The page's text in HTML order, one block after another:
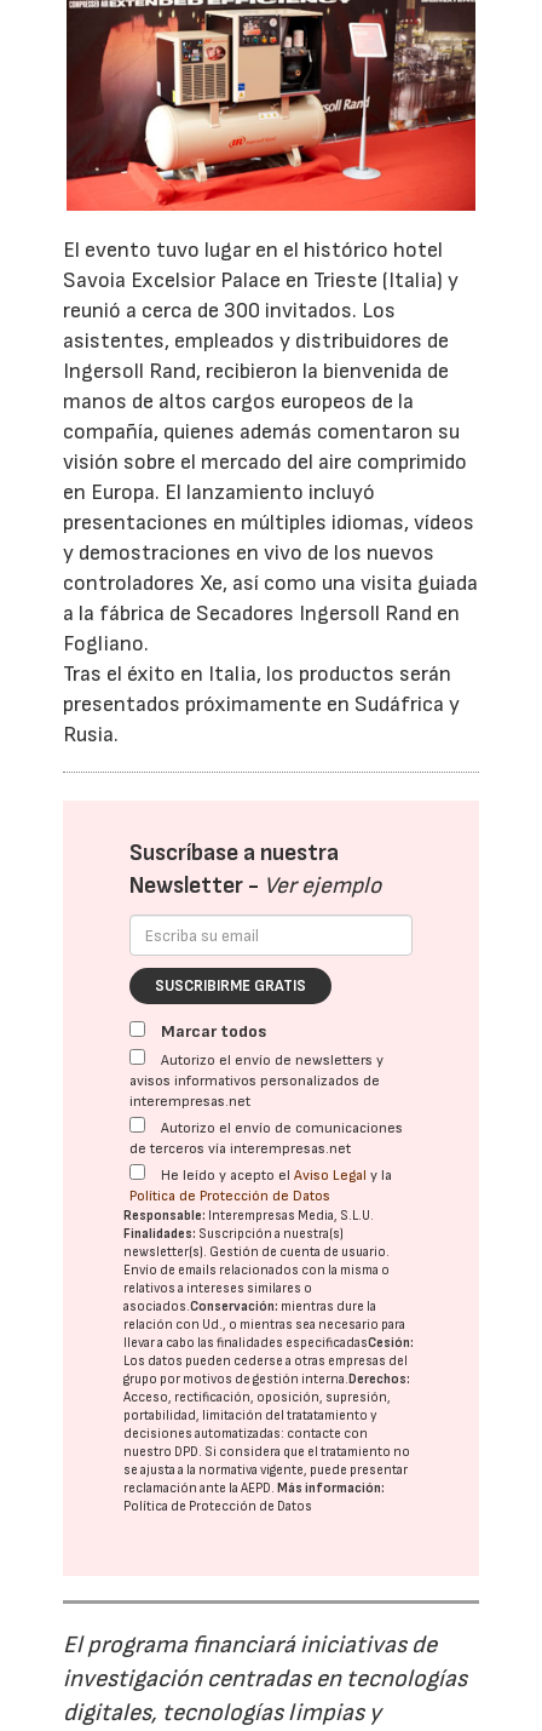
El evento tuvo lugar en el histórico hotel
Savoia Excelsior Palace en Trieste (Italia) y
reunió a cerca de 300 invitados. Los
asistentes, empleados y distribuidores de
Ingersoll Rand, recibieron la bienvenida de
manos de altos cargos europeos de la
compañía, quienes además comentaron su
visión sobre el mercado del aire comprimido
en Europa. El lanzamiento incluyó
presentaciones en múltiples idiomas, vídeos
y demostraciones en vivo de los nuevos
controladores Xe, así como una visita guiada
a la fábrica de Secadores Ingersoll Rand en
Fogliano.
Tras el éxito en Italia, los productos serán
presentados próximamente en Sudáfrica y
Rusia.
Suscríbase a nuestra
Newsletter - Ver ejemplo
SUSCRIBIRME GRATIS
Marcar todos
Autorizo el envío de newsletters y
avisos informativos personalizados de
interempresas.net
Autorizo el envío de comunicaciones
de terceros vía interempresas.net
He leído y acepto elAviso Legal y la
Política de Protección de Datos
Responsable: Interempresas Media, S.L.U.
Finalidades: Suscripción a nuestra(s)
newsletter(s). Gestión de cuenta de usuario.
Envío de emails relacionados con la misma o
relativos a intereses similares o
asociados.Conservación: mientras dure la
relación con Ud., o mientras sea necesario para
llevar a cabo las finalidades especificadasCesión:
Los datos pueden cederse a otras empresas del
grupo por motivos de gestión interna. Derechos:
Acceso, rectificación, oposición, supresión,
portabilidad, limitación del tratatamiento y
decisiones automatizadas: contacte con
nuestro DPD. Si considera que el tratamiento no
se ajusta a la normativa vigente, puede presentar
reclamación ante laAEPD. Más información:
Política de Protección de Datos
El programa financiará iniciativas de
investigación centradas en tecnologías
digitales, tecnologías limpias y